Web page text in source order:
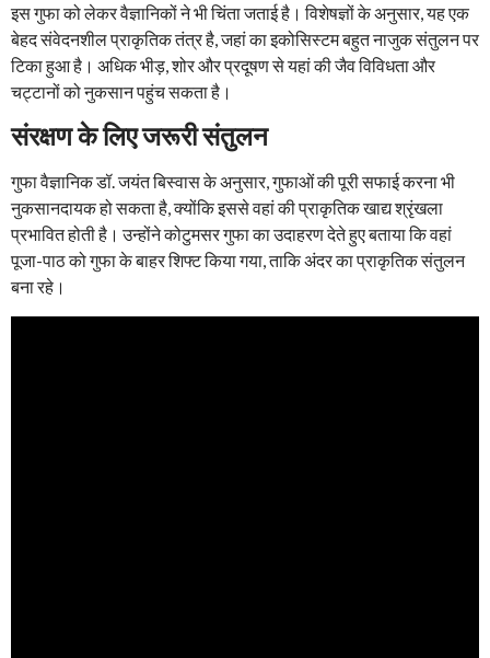
इस गुफा को लेकर वैज्ञानिकों ने भी चिंता जताई है। विशेषज्ञों के अनुसार, यह एक
बेहद संवेदनशील प्राकृतिक तंत्र है, जहां का इकोसिस्टम बहुत नाजुक संतुलन पर
टिका हुआ है। अधिक भीड़, शोर और प्रदूषण से यहां की जैव विविधता और
चट्टानों को नुकसान पहुंच सकता है।
संरक्षण के लिए जरूरी संतुलन
गुफा वैज्ञानिक डॉ. जयंत बिस्वास के अनुसार, गुफाओं की पूरी सफाई करना भी
नुकसानदायक हो सकता है, क्योंकि इससे वहां की प्राकृतिक खाद्य श्रृंखला
प्रभावित होती है। उन्होंने कोटुमसर गुफा का उदाहरण देते हुए बताया कि वहां
पूजा-पाठ को गुफा के बाहर शिफ्ट किया गया, ताकि अंदर का प्राकृतिक संतुलन
बना रहे।